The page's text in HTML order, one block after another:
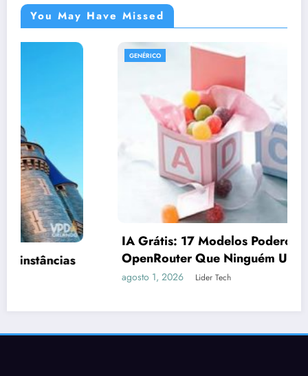
You May Have Missed
IA Grátis: 17 Modelos Poderosos no
OpenRouter Que Ninguém Usa (E Deveria)
Lider Tech